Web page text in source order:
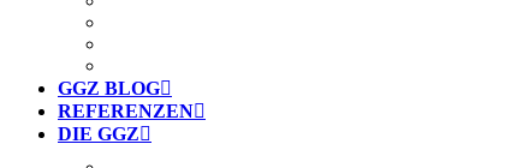
GGZ BLOG
REFERENZEN
DIE GGZ